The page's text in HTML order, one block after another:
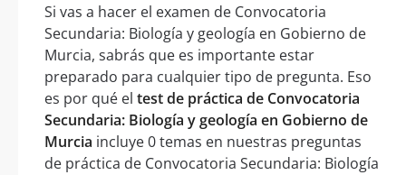
Si vas a hacer el examen de Convocatoria
Secundaria: Biología y geología en Gobierno de
Murcia, sabrás que es importante estar
preparado para cualquier tipo de pregunta. Eso
es por qué el test de práctica de Convocatoria
Secundaria: Biología y geología en Gobierno de
Murcia incluye 0 temas en nuestras preguntas
de práctica de Convocatoria Secundaria: Biología